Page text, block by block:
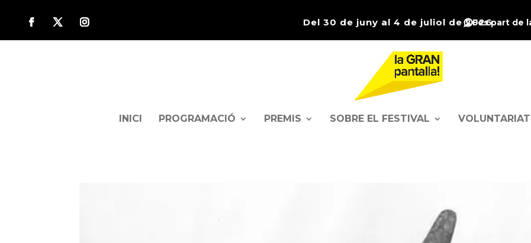
Del 30 de juny al 4 de juliol de 2026Fes part de
INICI PROGRAMACIÓ PREMIS SOBRE EL FESTIVAL VOLUNTARIAT